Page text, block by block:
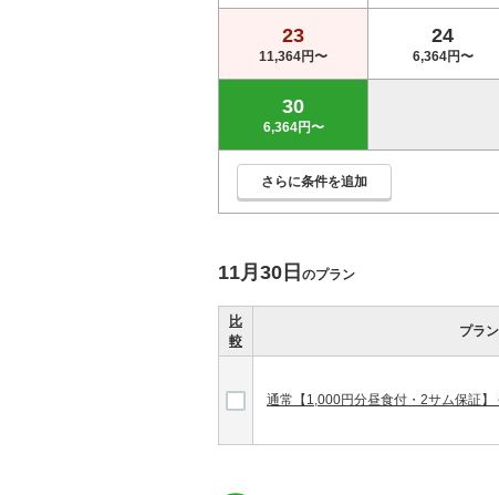
23
11,364円〜
24
6,364円〜
30
6,364円〜
さらに条件を追加
11月30日 のプラン
比
較
プラ
通常【1,000円分昼食付・2サム保証